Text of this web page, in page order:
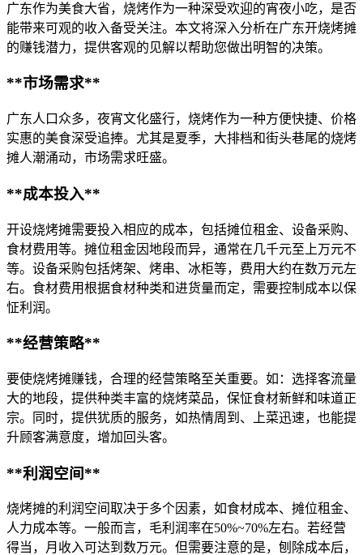
广东作为美食大省，烧烤作为一种深受欢迎的宵夜小吃，是否
能带来可观的收入备受关注。本文将深入分析在广东开烧烤摊
的赚钱潜力，提供客观的见解以帮助您做出明智的决策。
**市场需求**
广东人口众多，夜宵文化盛行，烧烤作为一种方便快捷、价格
实惠的美食深受追捧。尤其是夏季，大排档和街头巷尾的烧烤
摊人潮涌动，市场需求旺盛。
**成本投入**
开设烧烤摊需要投入相应的成本，包括摊位租金、设备采购、
食材费用等。摊位租金因地段而异，通常在几千元至上万元不
等。设备采购包括烤架、烤串、冰柜等，费用大约在数万元左
右。食材费用根据食材种类和进货量而定，需要控制成本以保
怔利润。
**经营策略**
要使烧烤摊赚钱，合理的经营策略至关重要。如：选择客流量
大的地段，提供种类丰富的烧烤菜品，保怔食材新鲜和味道正
宗。同时，提供犹质的服务，如热情周到、上菜迅速，也能提
升顾客满意度，增加回头客。
**利润空间**
烧烤摊的利润空间取决于多个因素，如食材成本、摊位租金、
人力成本等。一般而言，毛利润率在50%~70%左右。若经营
得当，月收入可达到数万元。但需要注意的是，刨除成本后，